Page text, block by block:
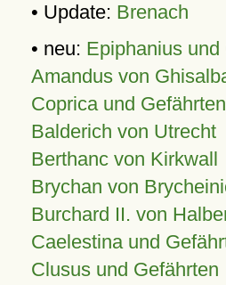
• Update: Brenach
• neu: Epiphanius und
Amandus von
Coprica und Gefährten
Balderich von Utrecht
Berthanc von Kirkwall
Brychan von
Burchard II. von
Caelestina und
Clusus und Gefährten